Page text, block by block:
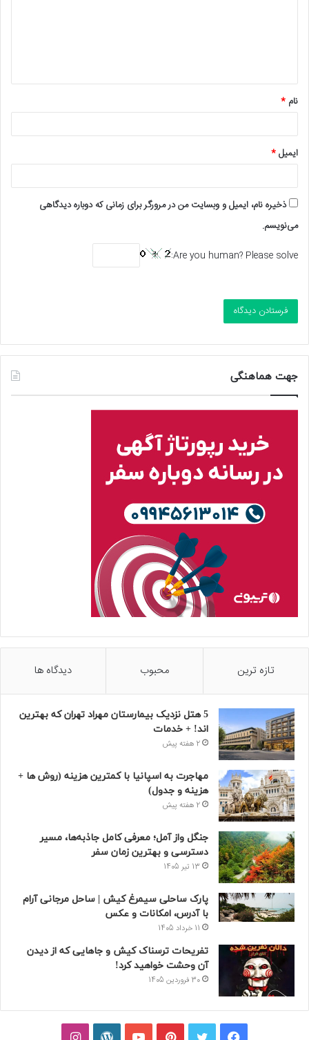
*
نام *
ایمیل*
ذخیره نام، ایمیل و وبسایت من در مرورگر برای زمانی که دوباره دیدگاهی
می‌نویسم.
Are you human? Please solve:
جهت هماهنگی
تازه ترین محبوب دیدگاه ها
5 هتل نزدیک بیمارستان مهراد تهران که بهترین‌
اند! + خدمات
2 هفته پیش
مهاجرت به اسپانیا با کمترین هزینه (روش ها +
هزینه و جدول)
2 هفته پیش
جنگل واز آمل؛ معرفی کامل جاذبه‌ها، مسیر
دسترسی و بهترین زمان سفر
13 تیر 1405
پارک ساحلی سیمرغ کیش | ساحل مرجانی آرام
با آدرس، امکانات و عکس
11 خرداد 1405
تفریحات ترسناک کیش و جاهایی که از دیدن
آن وحشت خواهید کرد!
30 فروردین 1405